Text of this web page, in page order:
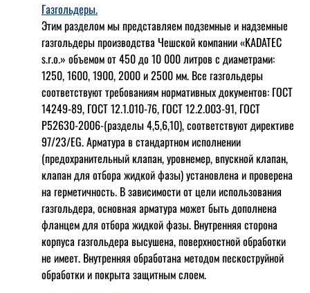
Газгольдеры.
Этим разделом мы представляем подземные и надземные
газгольдеры производства Чешской компании «KADATEC
s.r.o.» объемом от 450 до 10 000 литров с диаметрами:
1250, 1600, 1900, 2000 и 2500 мм. Все газгольдеры
соответствуют требованиям нормативных документов: ГОСТ
14249-89, ГОСТ 12.1.010-76, ГОСТ 12.2.003-91, ГОСТ
Р52630-2006-(разделы 4,5,6,10), соответствуют директиве
97/23/EG. Арматура в стандартном исполнении
(предохранительный клапан, уровнемер, впускной клапан,
клапан для отбора жидкой фазы) установлена и проверена
на герметичность. В зависимости от цели использования
газгольдера, основная арматура может быть дополнена
фланцем для отбора жидкой фазы. Внутренняя сторона
корпуса газгольдера высушена, поверхностной обработки
не имеет. Внутренняя обработана методом пескоструйной
обработки и покрыта защитным слоем.